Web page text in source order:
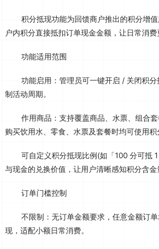
积分抵现功能为回馈商户推出的积分增
户内积分直接抵扣订单现金金额，让日常消费
功能适用范围
功能启用：管理员可一键开启 / 关闭积
制活动周期。
作用商品：支持覆盖商品、水票、组合
购买饮用水、零食、水票及套餐时均可使用积
可自定义积分抵现比例(如「100 分可抵
与现金的兑换价值，让用户清晰感知积分含金
订单门槛控制
不限制：无订单金额要求，任意金额订
现，适配小额日常消费。